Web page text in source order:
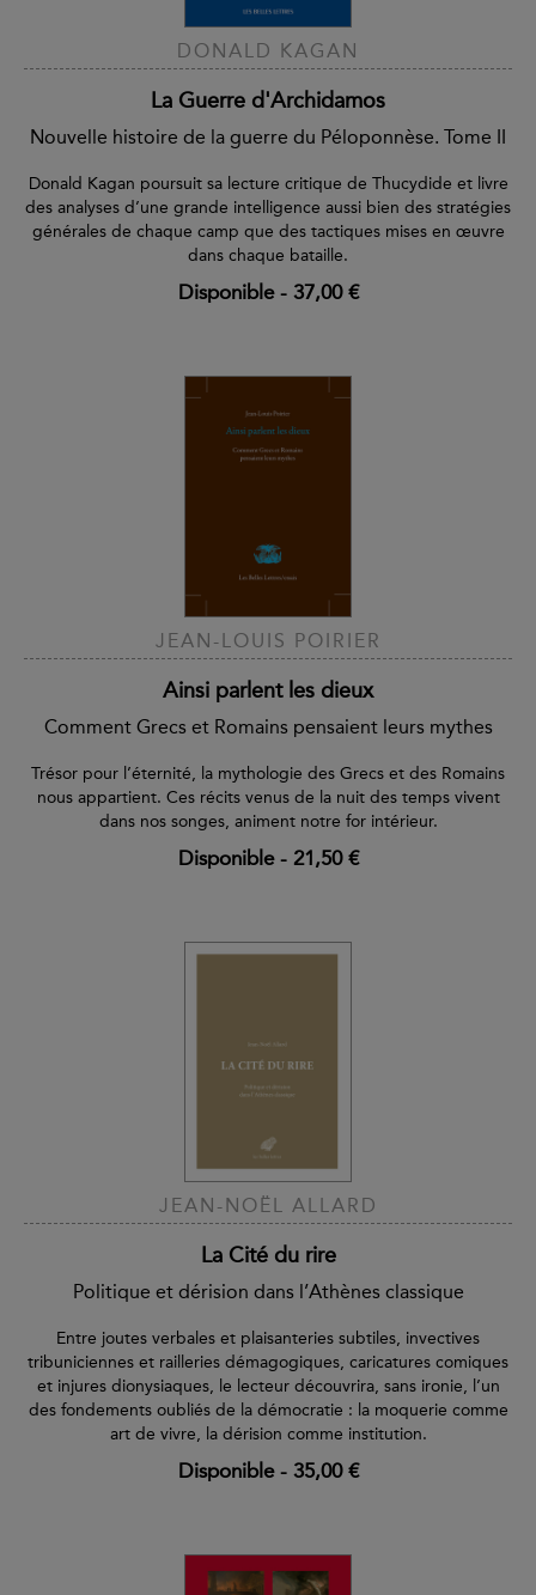
DONALD KAGAN
La Guerre d'Archidamos
Nouvelle histoire de la guerre du Péloponnèse. Tome II
Donald Kagan poursuit sa lecture critique de Thucydide et livre
des analyses d’une grande intelligence aussi bien des stratégies
générales de chaque camp que des tactiques mises en œuvre
dans chaque bataille.
Disponible- 37,00 €
JEAN-LOUIS POIRIER
Ainsi parlent les dieux
Comment Grecs et Romains pensaient leurs mythes
Trésor pour l’éternité, la mythologie des Grecs et des Romains
nous appartient. Ces récits venus de la nuit des temps vivent
dans nos songes, animent notre for intérieur.
Disponible- 21,50 €
JEAN-NOËL ALLARD
La Cité du rire
Politique et dérision dans l’Athènes classique
Entre joutes verbales et plaisanteries subtiles, invectives
tribuniciennes et railleries démagogiques, caricatures comiques
et injures dionysiaques, le lecteur découvrira, sans ironie, l’un
des fondements oubliés de la démocratie : la moquerie comme
art de vivre, la dérision comme institution.
Disponible- 35,00 €